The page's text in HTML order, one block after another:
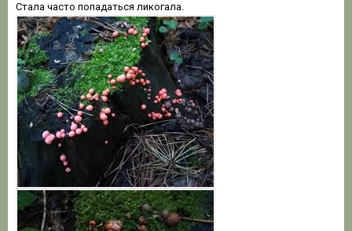
Стала часто попадаться ликогала.